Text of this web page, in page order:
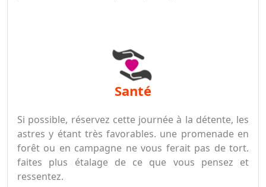
santé
Si possible, réservez cette journée à la détente, les
astres y étant très favorables. une promenade en
forêt ou en campagne ne vous ferait pas de tort.
faites plus étalage de ce que vous pensez et
ressentez.